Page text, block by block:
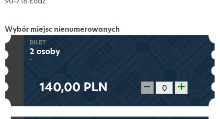
Wybór miejsc nienumerowanych
BILET
2 osoby
-
140,00 PLN − +